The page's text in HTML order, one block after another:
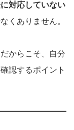
対応していない
くありません。
からこそ、自分
認するポイント